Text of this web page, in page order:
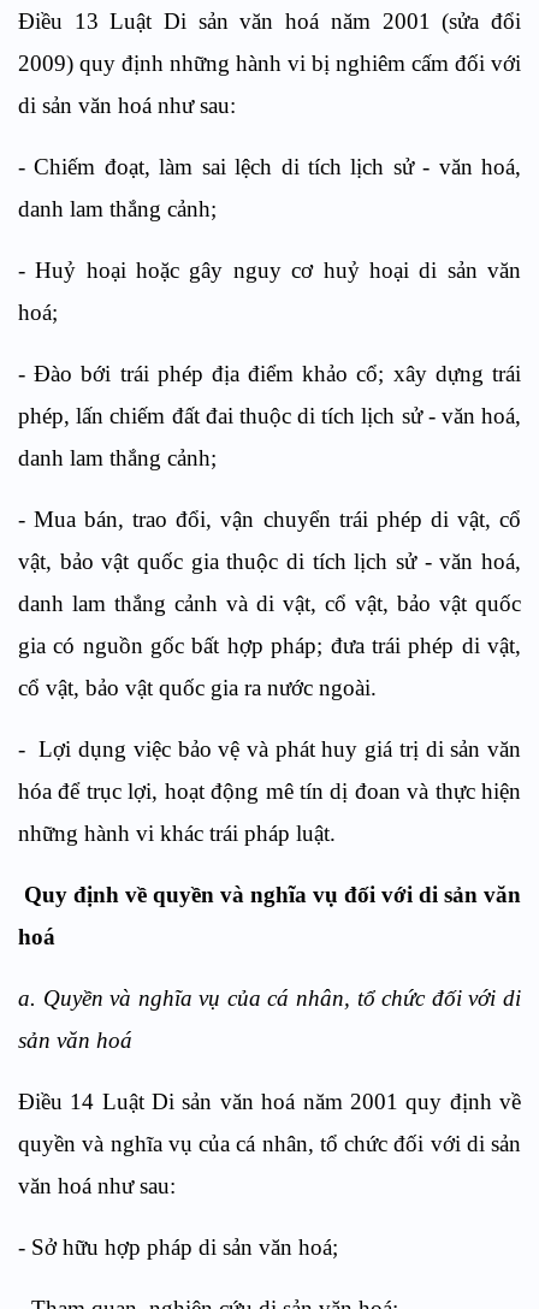
Điều 13 Luật Di sản văn hoá năm 2001 (sửa đổi
2009) quy định những hành vi bị nghiêm cấm đối với
di sản văn hoá như sau:
- Chiếm đoạt, làm sai lệch di tích lịch sử - văn hoá,
danh lam thắng cảnh;
- Huỷ hoại hoặc gây nguy cơ huỷ hoại di sản văn
hoá;
- Đào bới trái phép địa điểm khảo cổ; xây dựng trái
phép, lấn chiếm đất đai thuộc di tích lịch sử - văn hoá,
danh lam thắng cảnh;
- Mua bán, trao đổi, vận chuyển trái phép di vật, cổ
vật, bảo vật quốc gia thuộc di tích lịch sử - văn hoá,
danh lam thắng cảnh và di vật, cổ vật, bảo vật quốc
gia có nguồn gốc bất hợp pháp; đưa trái phép di vật,
cổ vật, bảo vật quốc gia ra nước ngoài.
- Lợi dụng việc bảo vệ và phát huy giá trị di sản văn
hóa để trục lợi, hoạt động mê tín dị đoan và thực hiện
những hành vi khác trái pháp luật.
Quy định về quyền và nghĩa vụ đối với di sản văn
hoá
a. Quyền và nghĩa vụ của cá nhân, tổ chức đối với di
sản văn hoá
Điều 14 Luật Di sản văn hoá năm 2001 quy định về
quyền và nghĩa vụ của cá nhân, tổ chức đối với di sản
văn hoá như sau:
- Sở hữu hợp pháp di sản văn hoá;